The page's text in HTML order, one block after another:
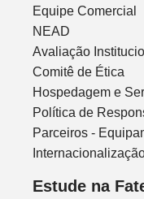
Equipe Comercial
NEAD
Avaliação
Comitê de Ética
Hospedagem e
Política de
Parceiros -
Estude na